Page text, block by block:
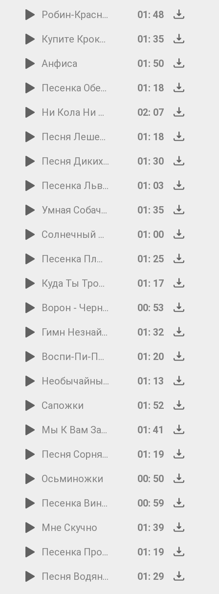
Робин-Красношейка
01: 48
Купите Крокодила
01: 35
Анфиса
01: 50
Песенка Обезьяны
01: 18
Ни Кола Ни Двора
02: 07
Песня Лешего
01: 18
Песня Диких Гитар
01: 30
Песенка Львенка И Черепахи
01: 03
Умная Собачка Соня
01: 35
Солнечный Зайчик
01: 00
Песенка Плюшевого Медвежонка
01: 25
Куда Ты Тропинка Меня Привела
01: 17
Ворон - Черное Крыло
00: 53
Гимн Незнайки И Его Друзей
01: 32
Воспи-Пи-Пи-Питание
01: 20
Необычайный Барабанозверь
01: 13
Сапожки
01: 52
Мы К Вам Заехали На Час
01: 41
Песня Сорняков
01: 19
Осьминожки
00: 50
Песенка Винни-Пуха
00: 59
Мне Скучно
01: 39
Песенка Про 'хорошо'
01: 19
Песня Водяного
01: 29